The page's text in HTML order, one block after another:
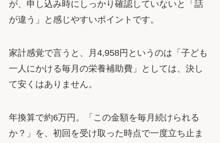
が、申し込み時にしっかり確認していないと「話
が違う」と感じやすいポイントです。
家計感覚で言うと、月4,958円というのは「子ども
一人にかける毎月の栄養補助費」としては、決し
て安くはありません。
年換算で約6万円。「この金額を毎月続けられる
か？」を、初回を受け取った時点で一度立ち止ま